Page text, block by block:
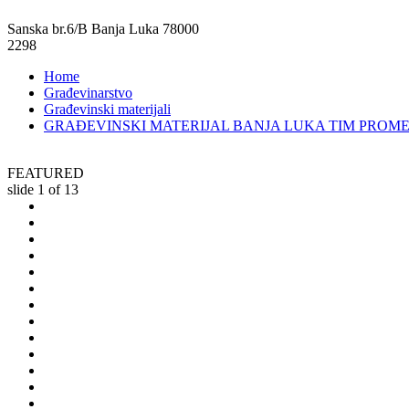
Sanska br.6/B Banja Luka 78000
2298
Home
Građevinarstvo
Građevinski materijali
GRAĐEVINSKI MATERIJAL BANJA LUKA TIM
FEATURED
slide 1 of 13